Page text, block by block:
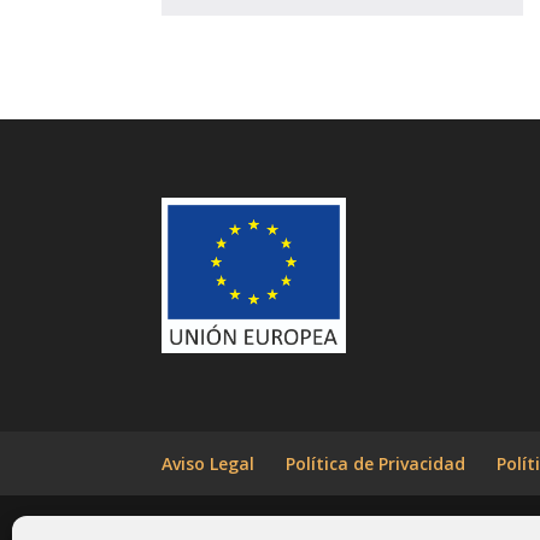
Aviso Legal Política de Privacidad